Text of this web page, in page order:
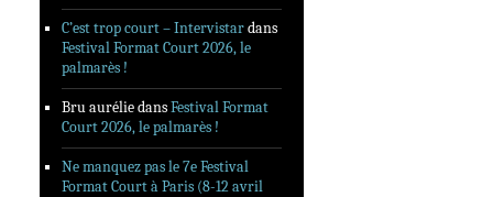
C’est trop court – Intervistardans
Festival Format Court 2026, le
palmarès !
Bru auréliedansFestival Format
Court 2026, le palmarès !
Ne manquez pas le 7e Festival
Format Court à Paris (8-12 avril